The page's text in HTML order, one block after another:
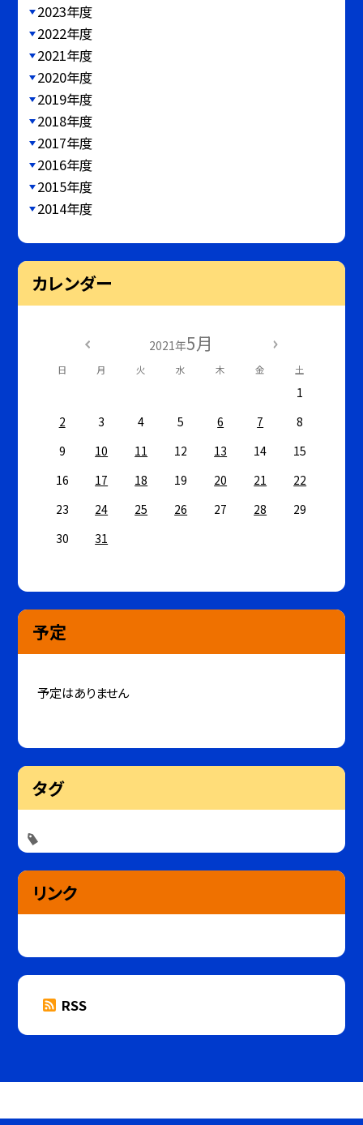
2023年度
2022年度
2021年度
2020年度
2019年度
2018年度
2017年度
2016年度
2015年度
2014年度
カレンダー
2021年5月
日 月 火 水 木 金 土
1
2
3 4 5 6 7
8
9
10 11 12 13 14
15
16
17 18 19 20 21
22
23
24 25 26 27 28
29
30
31
予定
予定はありません
タグ
リンク
RSS